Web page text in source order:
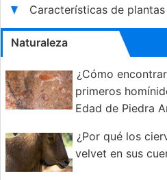
Características de
Naturaleza
¿Cómo
primeros
Edad de Piedra
¿Por qué los
velvet en sus